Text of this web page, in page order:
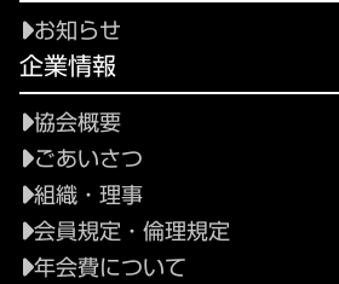
お知らせ
企業情報
協会概要
ごあいさつ
組織・理事
会員規定・倫理規定
年会費について